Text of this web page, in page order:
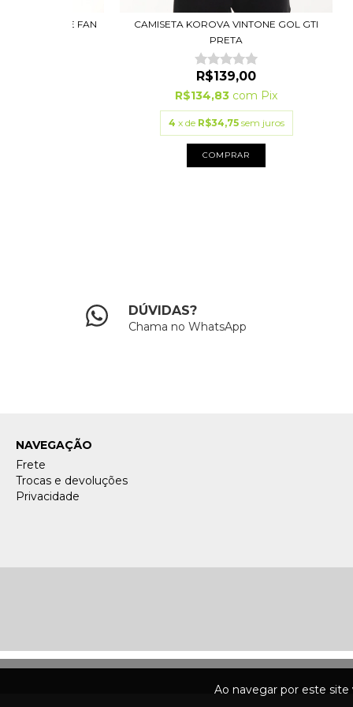
Ao navegar por este site
KANYE FAN
CAMISETA KOROVA VINTONE GOL GTI
PRETA
R$139,00
R$134,83 com Pix
4 x de R$34,75 sem juros
COMPRAR
DÚVIDAS?
Chama no WhatsApp
NAVEGAÇÃO
Frete
Trocas e devoluções
Privacidade